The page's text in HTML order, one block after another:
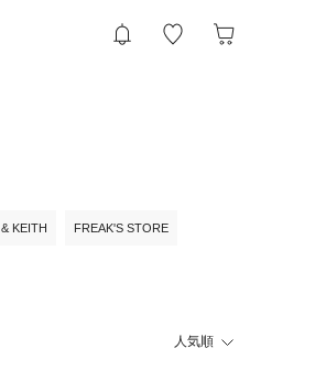
KEITH FREAK'S STORE
人気順